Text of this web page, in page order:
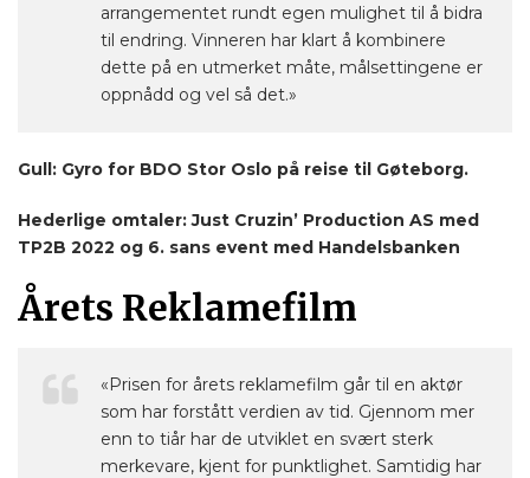
arrangementet rundt egen mulighet til å bidra
til endring. Vinneren har klart å kombinere
dette på en utmerket måte, målsettingene er
oppnådd og vel så det.»
Gull: Gyro for BDO Stor Oslo på reise til Gøteborg.
Hederlige omtaler: Just Cruzin’ Production AS med
TP2B 2022 og 6. sans event med Handelsbanken
Årets Reklamefilm
«Prisen for årets reklamefilm går til en aktør
som har forstått verdien av tid. Gjennom mer
enn to tiår har de utviklet en svært sterk
merkevare, kjent for punktlighet. Samtidig har